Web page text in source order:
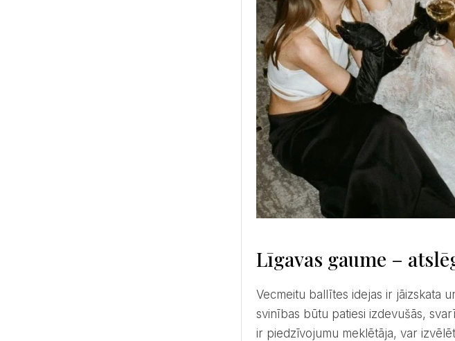
Līgavas gaume –
Vecmeitu ballītes idejas ir jāizskata un jāizvēlas rūpīgi, jo tām jāatspoguļo līgavas personība un intereses. Lai
svinības būtu patiesi izdevušās,
ir piedzīvojumu meklētāja, var